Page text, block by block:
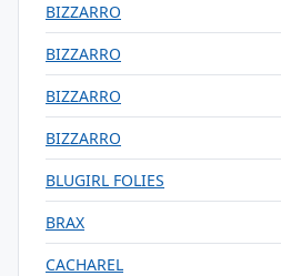
BIZZARRO
BIZZARRO
BIZZARRO
BIZZARRO
BLUGIRL FOLIES
BRAX
CACHAREL